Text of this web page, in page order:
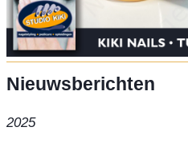
Nieuwsberichten
2025